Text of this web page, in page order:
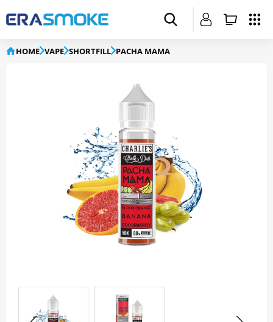
HOME VAPE SHORTFILL PACHA MAMA